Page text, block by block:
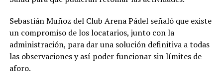
Sebastián Muñoz del Club Arena Pádel señaló que existe
un compromiso de los locatarios, junto con la
administración, para dar una solución definitiva a todas
las observaciones y así poder funcionar sin límites de
aforo.